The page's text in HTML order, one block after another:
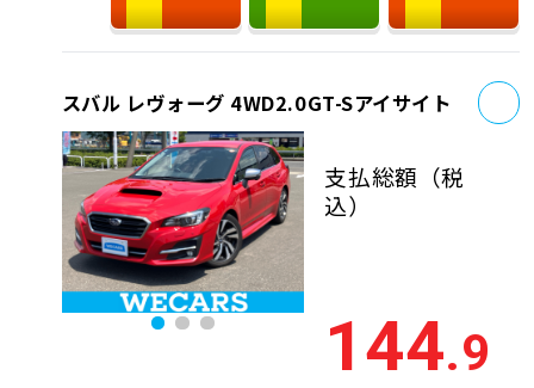
スバル レヴォーグ 4WD2.0GT-Sアイサイト
支払総額 （税
込）
144.9